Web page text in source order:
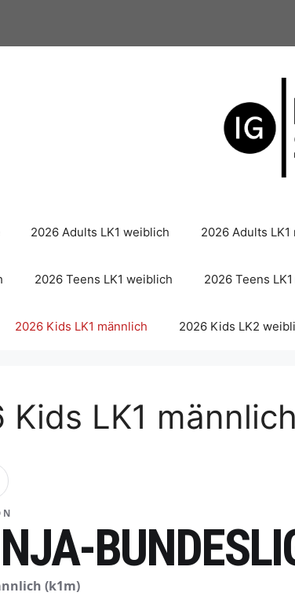
2026 Adults LK1 weiblich 2026 Adults LK1
2026 Teens LK1 weiblich 2026 Teens
2026 Kids LK1 männlich 2026 Kids LK2
Kids LK1 männlich
(k1m)